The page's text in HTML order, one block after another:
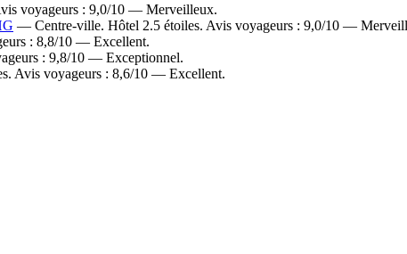
voyageurs : 9,0/10 — Merveilleux.
— Centre-ville. Hôtel 2.5 étoiles. Avis voyageurs : 9,0/10 —
: 8,8/10 — Excellent.
: 9,8/10 — Exceptionnel.
Avis voyageurs : 8,6/10 — Excellent.